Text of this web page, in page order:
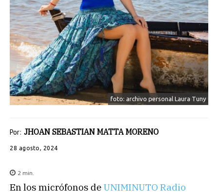
foto: archivo personal Laura Tuny
Por: JHOAN SEBASTIAN MATTA MORENO
28 agosto, 2024
2 min.
En los micrófonos de UNIMINUTO Radio